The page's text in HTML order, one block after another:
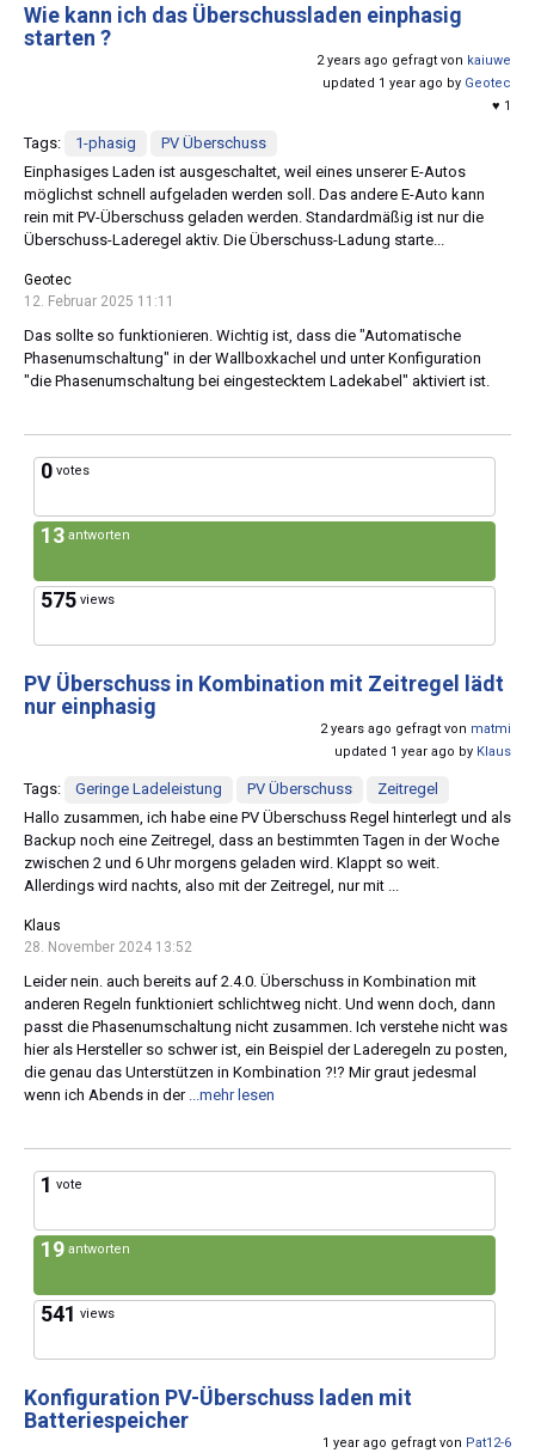
Wie kann ich das Überschussladen einphasig
starten ?
2 years ago gefragt von kaiuwe
updated 1 year ago by Geotec
♥ 1
Tags: 1-phasig
PV Überschuss
Einphasiges Laden ist ausgeschaltet, weil eines unserer E-Autos
möglichst schnell aufgeladen werden soll. Das andere E-Auto kann
rein mit PV-Überschuss geladen werden. Standardmäßig ist nur die
Überschuss-Laderegel aktiv. Die Überschuss-Ladung starte...
Geotec
12. Februar 2025 11:11
Das sollte so funktionieren. Wichtig ist, dass die "Automatische
Phasenumschaltung" in der Wallboxkachel und unter Konfiguration
"die Phasenumschaltung bei eingestecktem Ladekabel" aktiviert ist.
0 votes
13 antworten
575 views
PV Überschuss in Kombination mit Zeitregel lädt
nur einphasig
2 years ago gefragt von matmi
updated 1 year ago by Klaus
Tags: Geringe Ladeleistung PV Überschuss
Zeitregel
Hallo zusammen, ich habe eine PV Überschuss Regel hinterlegt und als
Backup noch eine Zeitregel, dass an bestimmten Tagen in der Woche
zwischen 2 und 6 Uhr morgens geladen wird. Klappt so weit.
Allerdings wird nachts, also mit der Zeitregel, nur mit ...
Klaus
28. November 2024 13:52
Leider nein. auch bereits auf 2.4.0. Überschuss in Kombination mit
anderen Regeln funktioniert schlichtweg nicht. Und wenn doch, dann
passt die Phasenumschaltung nicht zusammen. Ich verstehe nicht was
hier als Hersteller so schwer ist, ein Beispiel der Laderegeln zu posten,
die genau das Unterstützen in Kombination ?!? Mir graut jedesmal
wenn ich Abends in der ...mehr lesen
1 vote
19 antworten
541 views
Konfiguration PV-Überschuss laden mit
Batteriespeicher
1 year ago gefragt von Pat12-6